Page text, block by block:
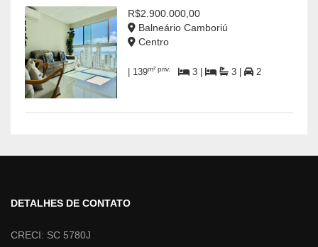
R$2.900.000,00
Balneário Camboriú
Centro
| 139m² priv. 3 | 3 | 2
DETALHES DE CONTATO
CRECI: SC 5780J